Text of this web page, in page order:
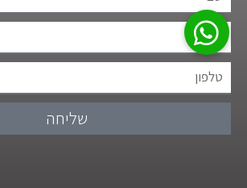
שליחה